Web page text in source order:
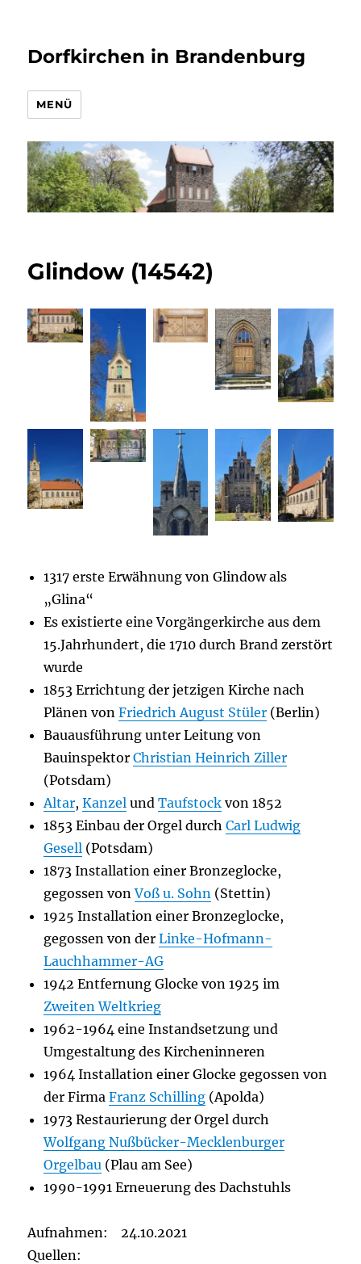
Dorfkirchen in Brandenburg
MENÜ
Glindow (14542)
1317 erste Erwähnung von Glindow als
„Glina“
Es existierte eine Vorgängerkirche aus dem
15.Jahrhundert, die 1710 durch Brand zerstört
wurde
1853 Errichtung der jetzigen Kirche nach
Plänen vonFriedrich August Stüler (Berlin)
Bauausführung unter Leitung von
BauinspektorChristian Heinrich Ziller
(Potsdam)
Altar,Kanzel undTaufstock von 1852
1853 Einbau der Orgel durchCarl Ludwig
Gesell (Potsdam)
1873 Installation einer Bronzeglocke,
gegossen vonVoß u. Sohn (Stettin)
1925 Installation einer Bronzeglocke,
gegossen von derLinke-Hofmann-
Lauchhammer-AG
1942 Entfernung Glocke von 1925 im
Zweiten Weltkrieg
1962-1964 eine Instandsetzung und
Umgestaltung des Kircheninneren
1964 Installation einer Glocke gegossen von
der FirmaFranz Schilling (Apolda)
1973 Restaurierung der Orgel durch
Wolfgang Nußbücker-Mecklenburger
Orgelbau (Plau am See)
1990-1991 Erneuerung des Dachstuhls
Aufnahmen: 24.10.2021
Quellen: